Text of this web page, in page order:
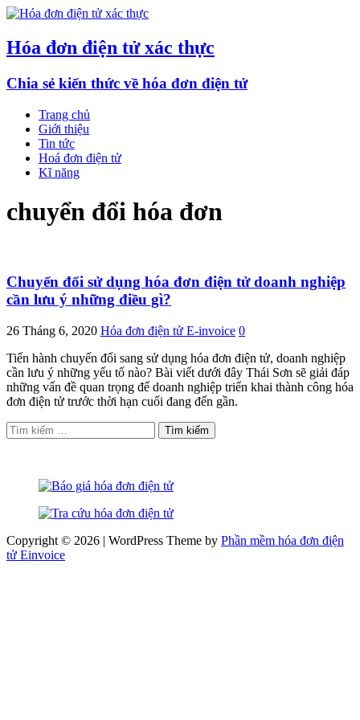
Hóa đơn điện tử xác thực
Chia sẻ kiến thức về hóa đơn điện tử
Trang chủ
Giới thiệu
Tin tức
Hoá đơn điện tử
Kĩ năng
chuyển đổi hóa đơn
Chuyển đổi sử dụng hóa đơn điện tử doanh nghiệp
cần lưu ý những điều gì?
26 Tháng 6, 2020 Hóa đơn điện tử E-invoice 0
Tiến hành chuyển đổi sang sử dụng hóa đơn điện tử, doanh nghiệp
cần lưu ý những yếu tố nào? Bài viết dưới đây Thái Sơn sẽ giải đáp
những vấn đề quan trọng để doanh nghiệp triển khai thành công hóa
đơn điện tử trước thời hạn cuối đang đến gần.
Tìm
kiếm
Copyright © 2026 | WordPress Theme by Phần mềm hóa đơn điện
tử Einvoice